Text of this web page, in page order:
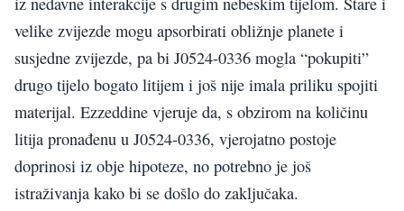
velike zvijezde mogu apsorbirati obližnje planete i
susjedne zvijezde, pa bi J0524-0336 mogla “pokupiti”
drugo tijelo bogato litijem i još nije imala priliku spojiti
materijal. Ezzeddine vjeruje da, s obzirom na količinu
litija pronađenu u J0524-0336, vjerojatno postoje
doprinosi iz obje hipoteze, no potrebno je još
istraživanja kako bi se došlo do zaključaka.